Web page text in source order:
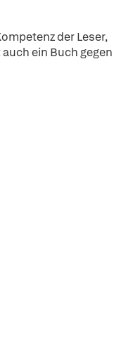
der Leser,
ein Buch gegen